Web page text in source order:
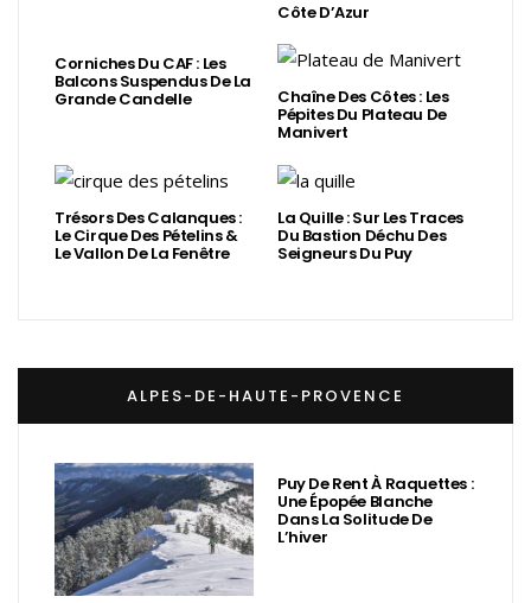
Côte D’Azur
Corniches Du CAF : Les
Balcons Suspendus De La
Grande Candelle Chaîne Des Côtes : Les
Pépites Du Plateau De
Manivert
Trésors Des Calanques :
Le Cirque Des Pételins &
Le Vallon De La Fenêtre
La Quille : Sur Les Traces
Du Bastion Déchu Des
Seigneurs Du Puy
ALPES-DE-HAUTE-PROVENCE
Puy De Rent À Raquettes :
Une Épopée Blanche
Dans La Solitude De
L’hiver